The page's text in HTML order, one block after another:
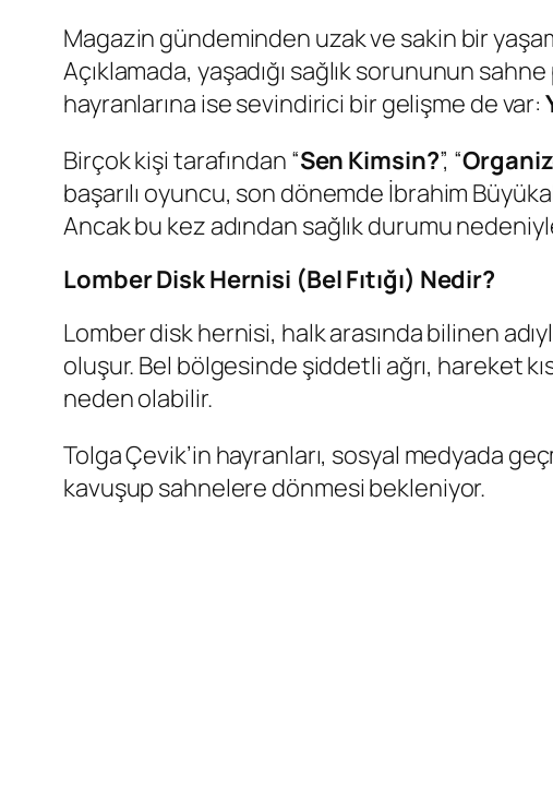
Magazin gündeminden uzak ve sakin bir
Açıklamada, yaşadığı sağlık sorununun
hayranlarına ise sevindirici bir gelişme de var:
Birçok kişi tarafından “Sen Kimsin?”, “
başarılı oyuncu, son dönemde İbrahim
Ancak bu kez adından sağlık durumu
Lomber Disk Hernisi (Bel Fıtığı) Nedir?
Lomber disk hernisi, halk arasında bilinen
oluşur. Bel bölgesinde şiddetli ağrı, hareket
neden olabilir.
Tolga Çevik’in hayranları, sosyal medyada
kavuşup sahnelere dönmesi bekleniyor.